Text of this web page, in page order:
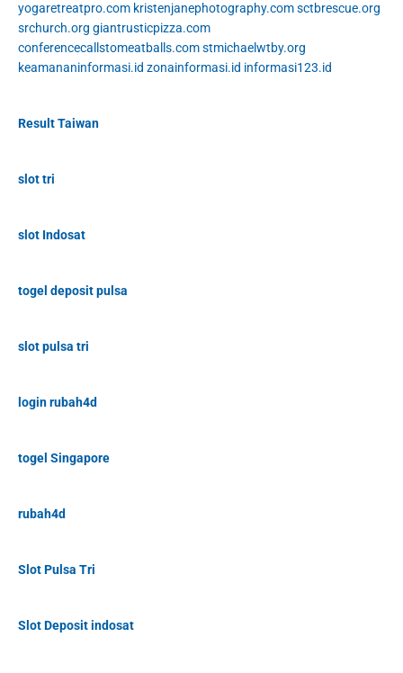
yogaretreatpro.com kristenjanephotography.comsctbrescue.org
srchurch.org giantrusticpizza.com
conferencecallstomeatballs.comstmichaelwtby.org
keamananinformasi.id zonainformasi.id informasi123.id
Result Taiwan
slot tri
slot Indosat
togel deposit pulsa
slot pulsa tri
login rubah4d
togel Singapore
rubah4d
Slot Pulsa Tri
Slot Deposit indosat